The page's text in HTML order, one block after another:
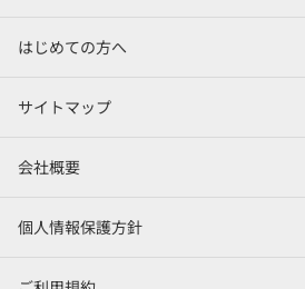
はじめての方へ
サイトマップ
会社概要
個人情報保護方針